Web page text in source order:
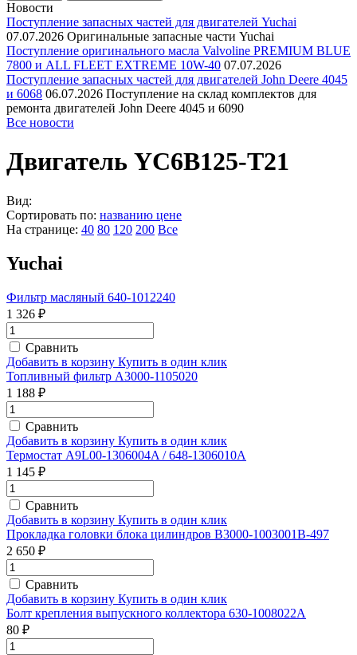
Новости
Поступление запасных частей для двигателей Yuchai
07.07.2026 Оригинальные запасные части Yuchai
Поступление оригинального масла Valvoline PREMIUM BLUE
7800 и ALL FLEET EXTREME 10W-40 07.07.2026
Поступление запасных частей для двигателей John Deere 4045
и 6068 06.07.2026 Поступление на склад комплектов для
ремонта двигателей John Deere 4045 и 6090
Все новости
Двигатель YC6B125-T21
Вид:
Сортировать по: названию цене
На странице: 40 80 120 200 Все
Yuchai
Фильтр масляный 640-1012240
1 326 ₽
Сравнить
Добавить в корзину Купить в один клик
Топливный фильтр A3000-1105020
1 188 ₽
Сравнить
Добавить в корзину Купить в один клик
Термостат A9L00-1306004A / 648-1306010A
1 145 ₽
Сравнить
Добавить в корзину Купить в один клик
Прокладка головки блока цилиндров B3000-1003001B-497
2 650 ₽
Сравнить
Добавить в корзину Купить в один клик
Болт крепления выпускного коллектора 630-1008022A
80 ₽